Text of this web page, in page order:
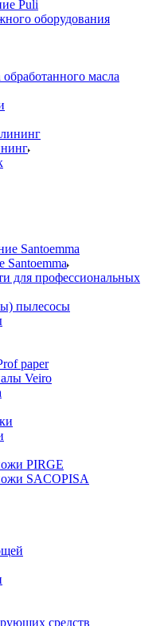
Puli
оборудования
масла
Santoemma
для профессиональных
пылесосы
paper
Veiro
PIRGE
SACOPISA
средств